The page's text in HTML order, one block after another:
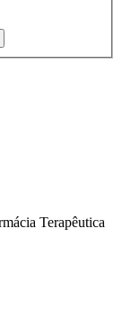
Terapêutica